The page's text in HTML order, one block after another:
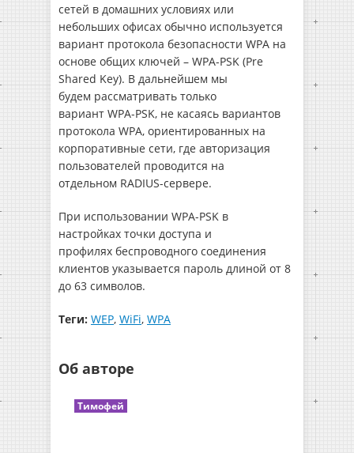
сетей в домашних условиях или
небольших офисах обычно используется
вариант протокола безопасности WPA на
основе общих ключей – WPA-PSK (Pre
Shared Key). В дальнейшем мы
будем рассматривать только
вариант WPA-PSK, не касаясь вариантов
протокола WPA, ориентированных на
корпоративные сети, где авторизация
пользователей проводится на
отдельном RADIUS-сервере.
При использовании WPA-PSK в
настройках точки доступа и
профилях беспроводного соединения
клиентов указывается пароль длиной от 8
до 63 символов.
Теги: WEP, WiFi, WPA
Об авторе
Тимофей